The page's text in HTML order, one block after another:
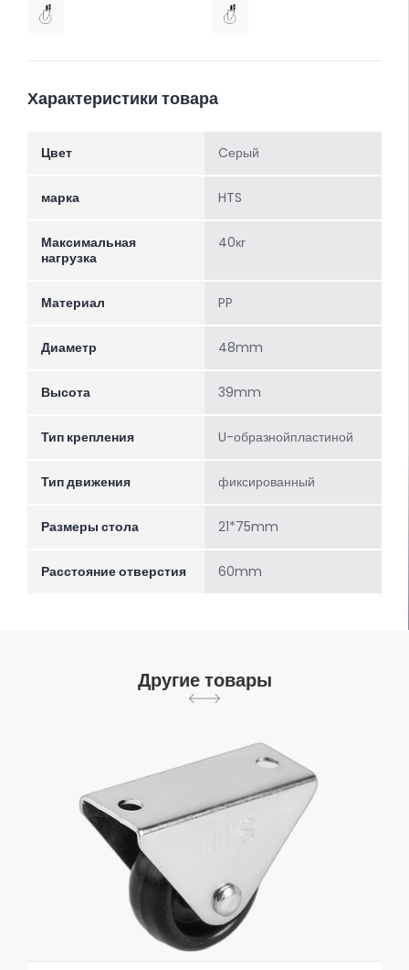
Характеристики товара
Цвет Cерый
марка HTS
Максимальная
нагрузка
40кг
Материал PP
Диаметр 48mm
Высота 39mm
Тип крепления U-образнойпластиной
Тип движения фиксированный
Размеры стола 21*75mm
Расстояние отверстия 60mm
Другие товары